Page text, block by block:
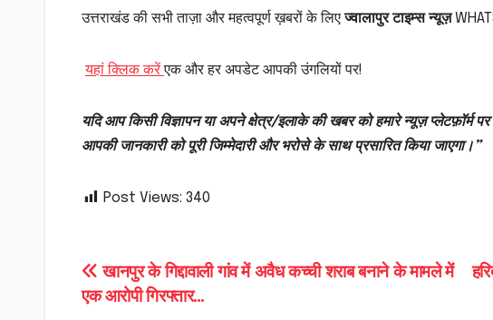
उत्तराखंड की सभी ताज़ा और महत्वपूर्ण ख़बरों के लिएज्वालापुर टाइम्स न्यूज़
यहां क्लिक करेंएक और हर अपडेट आपकी उंगलियों पर!
यदि आप किसी विज्ञापन या अपने क्षेत्र/इलाके की खबर को हमारे न्यूज़
आपकी जानकारी को पूरी जिम्मेदारी और भरोसे के साथ प्रसारित किया जाएगा।”
Post Views: 340
Post
खानपुर के गिद्दावाली गांव में अवैध कच्ची शराब बनाने के मामले में
एक आरोपी गिरफ्तार…